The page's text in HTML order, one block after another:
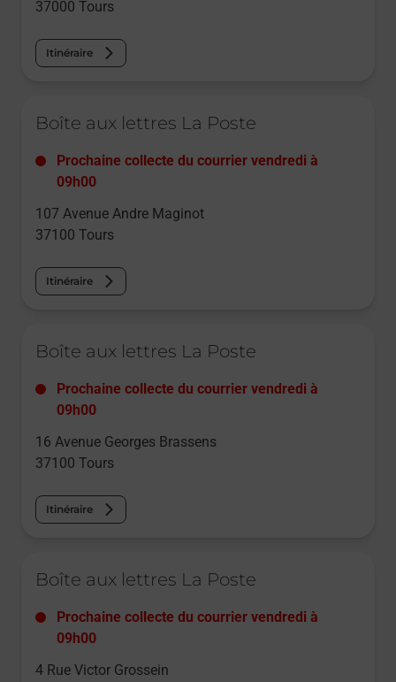
37000 Tours
Itinéraire
Boîte aux lettres La Poste
Prochaine collecte du courrier vendredi à
09h00
107 Avenue Andre Maginot
37100 Tours
Itinéraire
Boîte aux lettres La Poste
Prochaine collecte du courrier vendredi à
09h00
16 Avenue Georges Brassens
37100 Tours
Itinéraire
Boîte aux lettres La Poste
Prochaine collecte du courrier vendredi à
09h00
4 Rue Victor Grossein